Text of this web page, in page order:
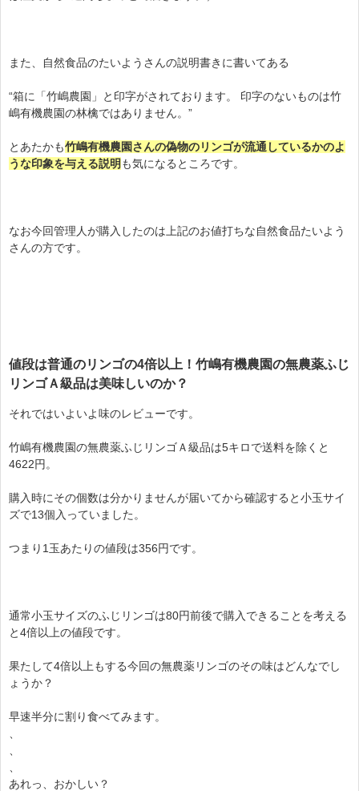
また、自然食品のたいようさんの説明書きに書いてある
“箱に「竹嶋農園」と印字がされております。 印字のないものは竹
嶋有機農園の林檎ではありません。”
とあたかも竹嶋有機農園さんの偽物のリンゴが流通しているかのよ
うな印象を与える説明 も気になるところです。
なお今回管理人が購入したのは上記のお値打ちな自然食品たいよう
さんの方です。
値段は普通のリンゴの4倍以上！竹嶋有機農園の無農薬ふじ
リンゴＡ級品は美味しいのか？
それではいよいよ味のレビューです。
竹嶋有機農園の無農薬ふじリンゴＡ級品は5キロで送料を除くと
4622円。
購入時にその個数は分かりませんが届いてから確認すると小玉サイ
ズで13個入っていました。
つまり1玉あたりの値段は356円です。
通常小玉サイズのふじリンゴは80円前後で購入できることを考える
と4倍以上の値段です。
果たして4倍以上もする今回の無農薬リンゴのその味はどんなでし
ょうか？
早速半分に割り食べてみます。
あれっ、おかしい？